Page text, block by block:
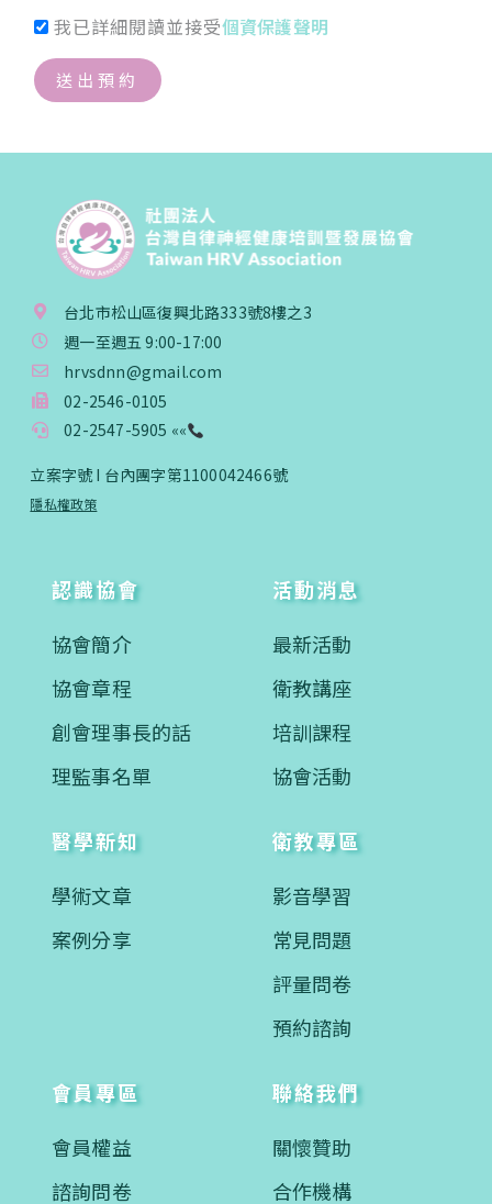
我已詳細閱讀並接受個資保護聲明
送出預約
台北市松山區復興北路333號8樓之3
週一至週五 9:00-17:00
hrvsdnn@gmail.com
02-2546-0105
02-2547-5905 ««
立案字號 I 台內團字第1100042466號
隱私權政策
認識協會
協會簡介
協會章程
創會理事長的話
理監事名單
活動消息
最新活動
衛教講座
培訓課程
協會活動
醫學新知
學術文章
案例分享
衛教專區
影音學習
常見問題
評量問卷
預約諮詢
會員專區
會員權益
諮詢問卷
聯絡我們
關懷贊助
合作機構